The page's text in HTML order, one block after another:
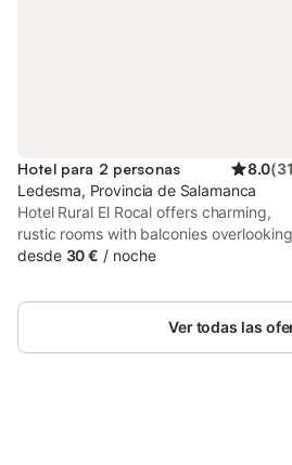
Hotel para 2 personas 8.0(
Ledesma, Provincia de Salamanca
Hotel Rural El Rocal offers charming,
rustic rooms with balconies overlooking
the village of Ledesma. It features an à
at Hotel Rural El Rocal has exposed
and brick walls with wooden features.
desde 30 € / noche
Ver todas las